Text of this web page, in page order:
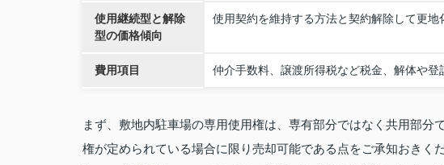
使用継続型と解除
型の価格傾向
使用契約を維持する方法と契約解除して更地
費用項目 仲介手数料、譲渡所得税など税金、解体や登
まず、敷地内駐車場の専用使用権は、専有部分ではなく共用部
権が定められている場合に限り売却可能である点をご承知おきくだ